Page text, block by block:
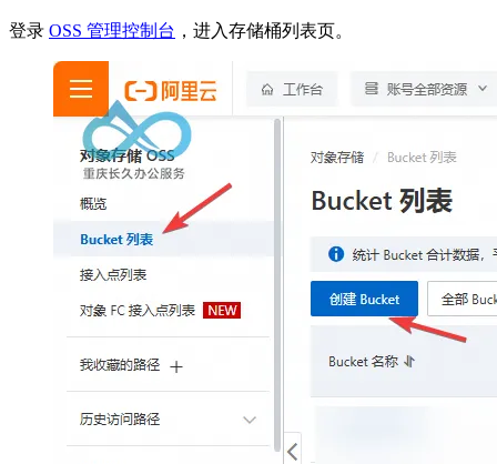
登录 OSS 管理控制台 ，进入存储桶列表页。 ​